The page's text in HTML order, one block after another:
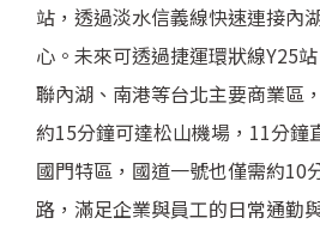
站，透過淡水信義線快速連接內
心。未來可透過捷運環狀線Y25
聯內湖、南港等台北主要商業區
約15分鐘可達松山機場，11分鐘
國門特區，國道一號也僅需約10
路，滿足企業與員工的日常通勤